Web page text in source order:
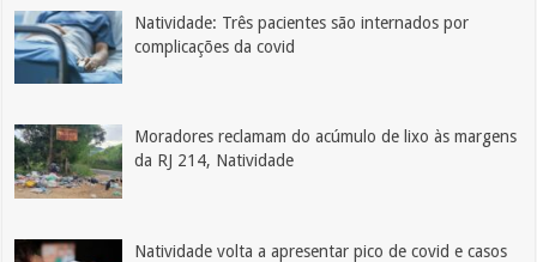
Natividade: Três pacientes são internados por
complicações da covid
Moradores reclamam do acúmulo de lixo às margens
da RJ 214, Natividade
Natividade volta a apresentar pico de covid e casos